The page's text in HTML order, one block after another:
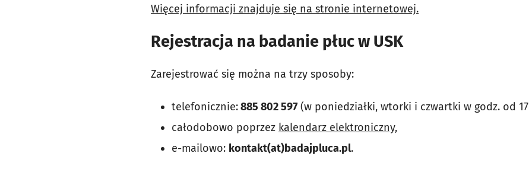
Więcej informacji znajduje się na stronie internetowej.
Rejestracja na badanie płuc w USK
Zarejestrować się można na trzy sposoby:
telefonicznie:885 802 597 (w poniedziałki, wtorki i czwartki w godz. od 17
całodobowo poprzez kalendarz elektroniczny,
e-mailowo: kontakt(at)badajpluca.pl.